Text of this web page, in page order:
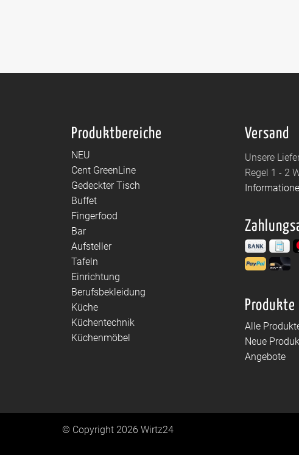
Produktbereiche
NEU
Cent GreenLine
Gedeckter Tisch
Buffet
Fingerfood
Bar
Aufsteller
Tafeln
Einrichtung
Berufsbekleidung
Küche
Küchentechnik
Küchenmöbel
Versand
Unsere
Regel 1 - 2
Produkte
Alle
Neue
Angebote
© Copyright 2026 Wirtz24